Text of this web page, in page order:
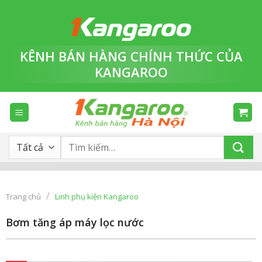
dungKÊNH BÁN HÀNG CHÍNH THỨC CỦA
KANGAROO
Tìm
Trang chủ / Linh phụ kiện Kangaroo
Bơm tăng áp máy lọc nước